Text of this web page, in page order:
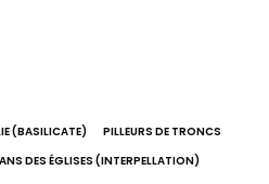
(BASILICATE)
PILLEURS DE TRONCS
DES ÉGLISES (INTERPELLATION)